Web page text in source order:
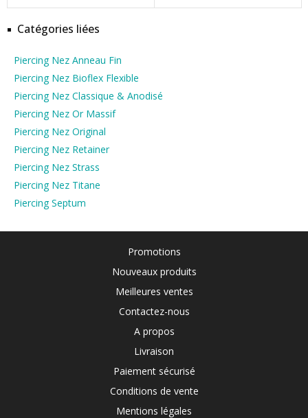
Catégories liées
Piercing Nez Anneau Fin
Piercing Nez Bioflex Flexible
Piercing Nez Classique & Anodisé
Piercing Nez Or Massif
Piercing Nez Original
Piercing Nez Retainer
Piercing Nez Strass
Piercing Nez Titane
Piercing Septum
Promotions
Nouveaux produits
Meilleures ventes
Contactez-nous
A propos
Livraison
Paiement sécurisé
Conditions de vente
Mentions légales